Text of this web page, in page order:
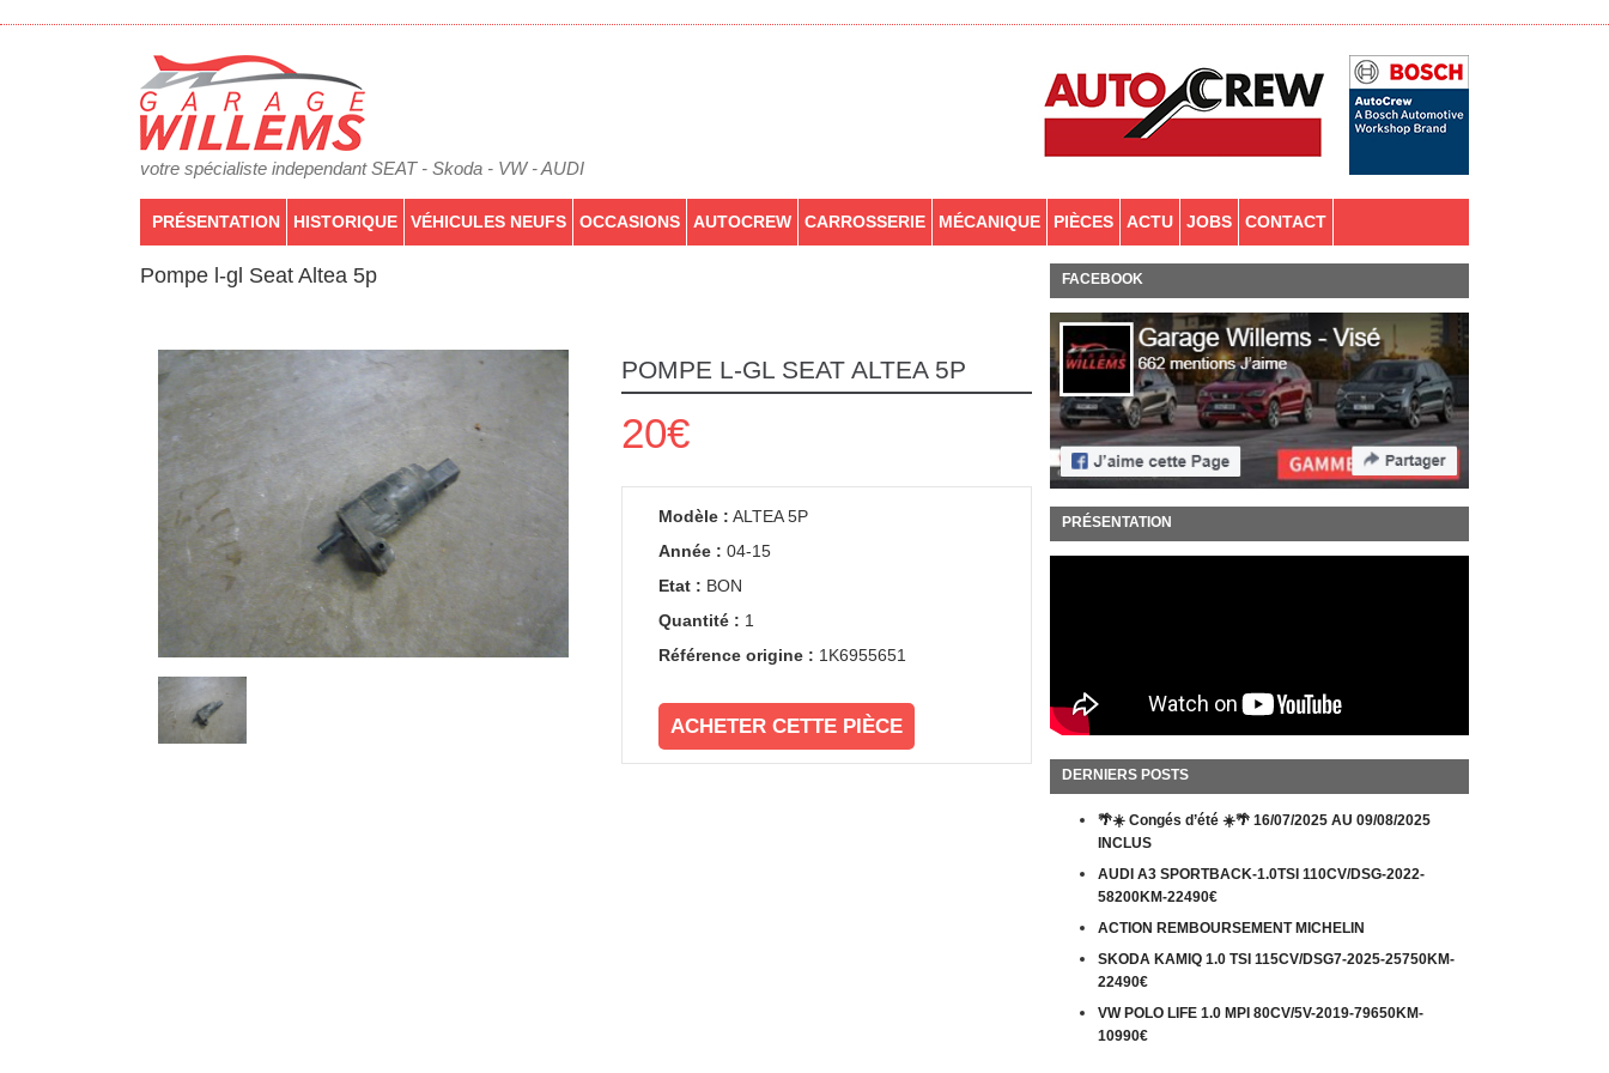
votre spécialiste independant SEAT - Skoda - VW - AUDI
PRÉSENTATION HISTORIQUE VÉHICULES NEUFS OCCASIONS AUTOCREW CARROSSERIE MÉCANIQUE PIÈCES ACTU JOBS CONTACT
Pompe l-gl Seat Altea 5p
POMPE L-GL SEAT ALTEA 5P
20€
Modèle : ALTEA 5P
Année : 04-15
Etat : BON
Quantité : 1
Référence origine : 1K6955651
ACHETER CETTE PIÈCE
FACEBOOK
PRÉSENTATION
DERNIERS POSTS
🌴☀️ Congés d’été ☀️🌴 16/07/2025 AU 09/08/2025
INCLUS
AUDI A3 SPORTBACK-1.0TSI 110CV/DSG-2022-
58200KM-22490€
ACTION REMBOURSEMENT MICHELIN
SKODA KAMIQ 1.0 TSI 115CV/DSG7-2025-25750KM-
22490€
VW POLO LIFE 1.0 MPI 80CV/5V-2019-79650KM-
10990€